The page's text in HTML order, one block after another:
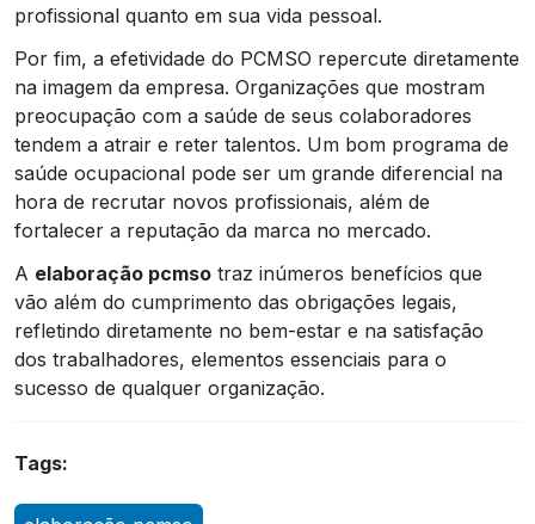
profissional quanto em sua vida pessoal.
Por fim, a efetividade do PCMSO repercute diretamente
na imagem da empresa. Organizações que mostram
preocupação com a saúde de seus colaboradores
tendem a atrair e reter talentos. Um bom programa de
saúde ocupacional pode ser um grande diferencial na
hora de recrutar novos profissionais, além de
fortalecer a reputação da marca no mercado.
A elaboração pcmso traz inúmeros benefícios que
vão além do cumprimento das obrigações legais,
refletindo diretamente no bem-estar e na satisfação
dos trabalhadores, elementos essenciais para o
sucesso de qualquer organização.
Tags: